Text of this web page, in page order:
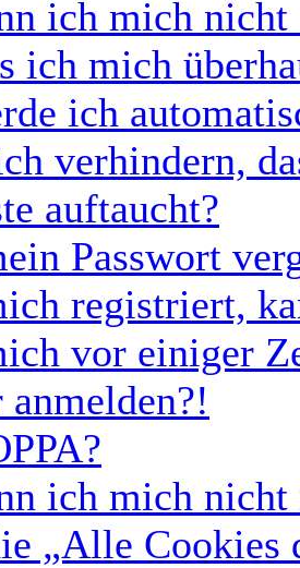
ich mich nicht
ich mich
ich
verhindern,
auftaucht?
Passwort
registriert,
vor einiger
ich mich nicht
„Alle Cookies